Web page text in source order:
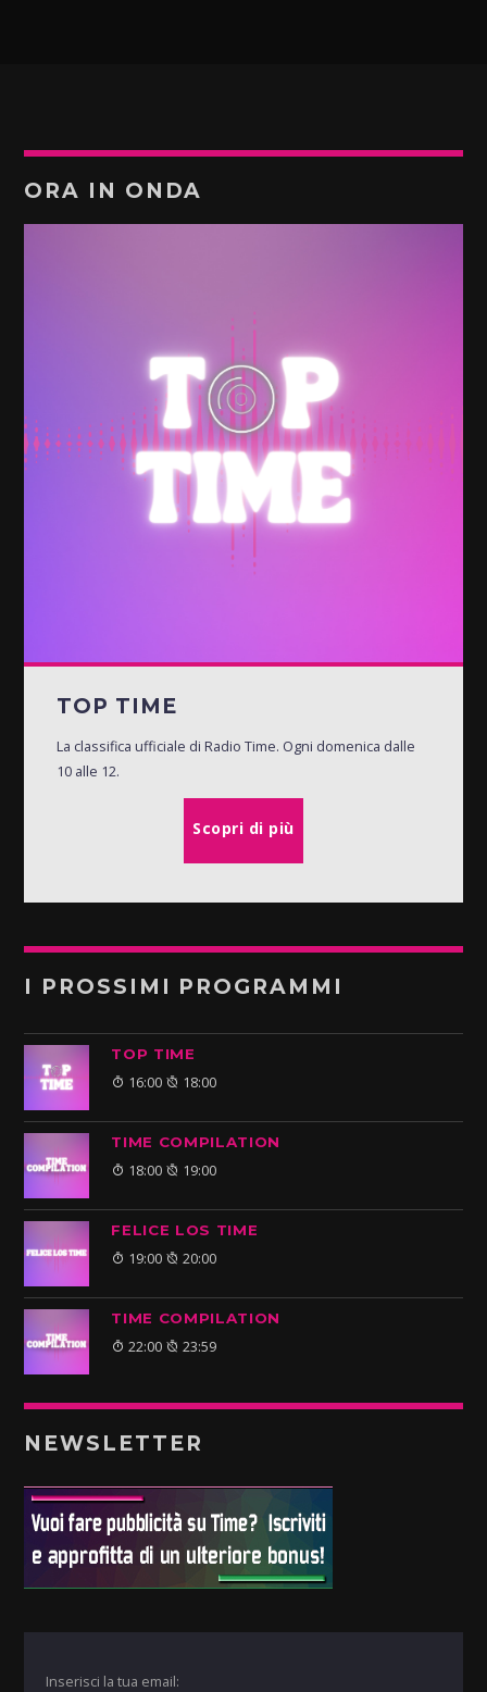
ORA IN ONDA
TOP TIME
La classifica ufficiale di Radio Time. Ogni domenica dalle
10 alle 12.
Scopri di più
I PROSSIMI PROGRAMMI
TOP TIME
16:00 18:00
TIME COMPILATION
18:00 19:00
FELICE LOS TIME
19:00 20:00
TIME COMPILATION
22:00 23:59
NEWSLETTER
Inserisci la tua email: